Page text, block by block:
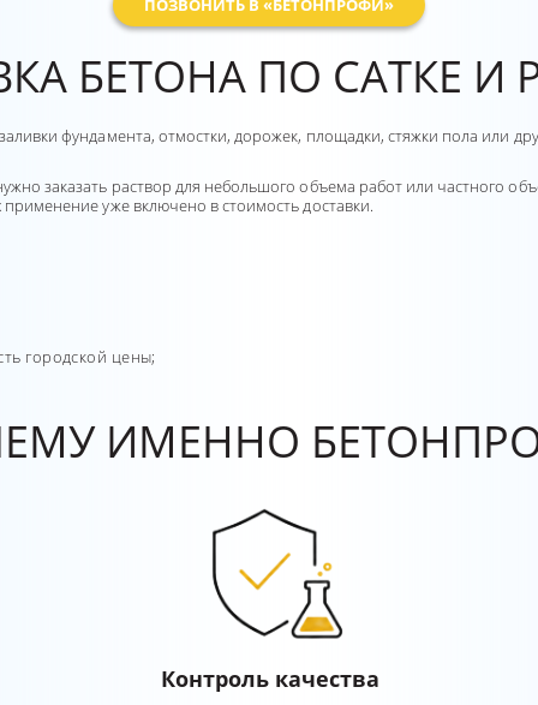
ПОЗВОНИТЬ В «БЕТОНПРОФИ»
БЕТОНА ПО САТКЕ И
фундамента, отмостки, дорожек, площадки, стяжки пола или
заказать раствор для небольшого объема работ или частного
уже включено в стоимость доставки.
городской цены;
ИМЕННО
Контроль качества